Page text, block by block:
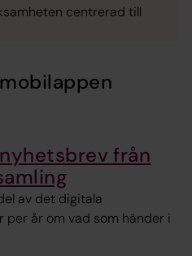
centrerad till
från
av det digitala
år om vad som händer i